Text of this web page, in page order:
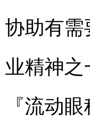
协助有需
业精神
『流动